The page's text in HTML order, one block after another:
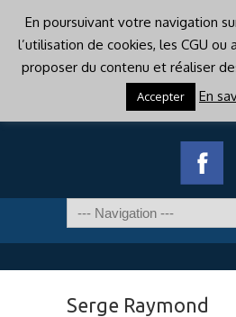
Serge Raymond
En poursuivant votre navigation
l’utilisation de cookies, les CGU ou
proposer du contenu et réaliser
Accepter En